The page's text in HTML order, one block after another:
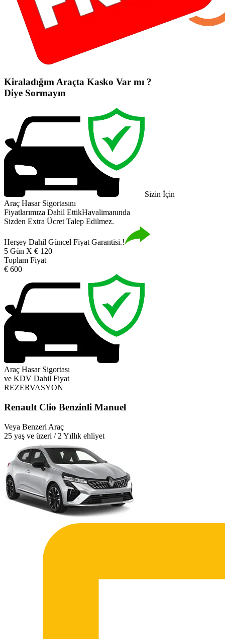
Kiraladığım Araçta Kasko Var mı ?
Diye Sormayın
Sizin İçin
Araç Hasar Sigortasını
Fiyatlarımıza Dahil EttikHavalimanında
Sizden Extra Ücret Talep Edilmez.
Herşey Dahil Güncel Fiyat Garantisi.!
5 Gün X € 120
Toplam Fiyat
€ 600
Araç Hasar Sigortası
ve KDV Dahil Fiyat
REZERVASYON
Renault Clio Benzinli Manuel
Veya Benzeri Araç
25 yaş ve üzeri / 2 Yıllık ehliyet